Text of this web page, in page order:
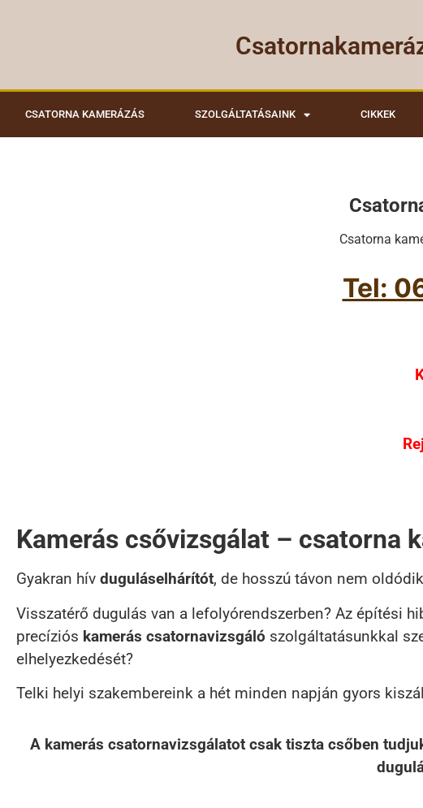
CSATORNA KAMERÁZÁS SZOLGÁLTATÁSAINK CIKKEK
Csatorna
Tel:
Kamerás csővizsgálat – csatorna
Gyakran hív duguláselhárítót, de hosszú távon nem
Visszatérő dugulás van a lefolyórendszerben? Az építési
precíziós kamerás csatornavizsgáló szolgáltatásunkkal
elhelyezkedését?
Telki helyi szakembereink a hét minden napján gyors
A kamerás csatornavizsgálatot csak tiszta csőben